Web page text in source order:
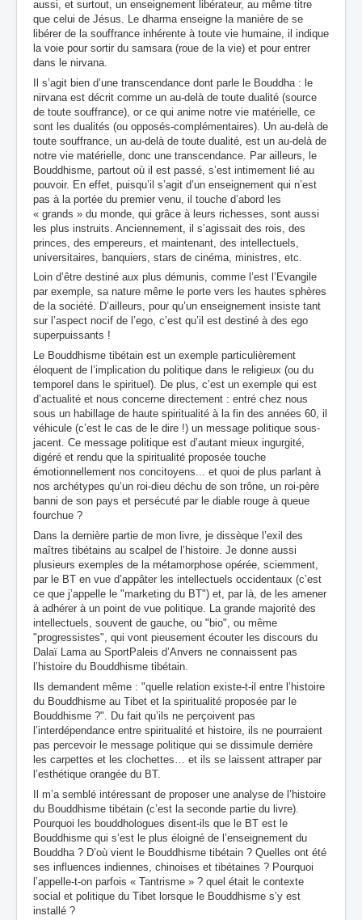
aussi, et surtout, un enseignement libérateur, au même titre
que celui de Jésus. Le dharma enseigne la manière de se
libérer de la souffrance inhérente à toute vie humaine, il indique
la voie pour sortir du samsara (roue de la vie) et pour entrer
dans le nirvana.
Il s’agit bien d’une transcendance dont parle le Bouddha : le
nirvana est décrit comme un au-delà de toute dualité (source
de toute souffrance), or ce qui anime notre vie matérielle, ce
sont les dualités (ou opposés-complémentaires). Un au-delà de
toute souffrance, un au-delà de toute dualité, est un au-delà de
notre vie matérielle, donc une transcendance. Par ailleurs, le
Bouddhisme, partout où il est passé, s’est intimement lié au
pouvoir. En effet, puisqu’il s’agit d’un enseignement qui n’est
pas à la portée du premier venu, il touche d’abord les
« grands » du monde, qui grâce à leurs richesses, sont aussi
les plus instruits. Anciennement, il s’agissait des rois, des
princes, des empereurs, et maintenant, des intellectuels,
universitaires, banquiers, stars de cinéma, ministres, etc.
Loin d’être destiné aux plus démunis, comme l’est l’Evangile
par exemple, sa nature même le porte vers les hautes sphères
de la société. D’ailleurs, pour qu’un enseignement insiste tant
sur l’aspect nocif de l’ego, c’est qu’il est destiné à des ego
superpuissants !
Le Bouddhisme tibétain est un exemple particulièrement
éloquent de l’implication du politique dans le religieux (ou du
temporel dans le spirituel). De plus, c’est un exemple qui est
d’actualité et nous concerne directement : entré chez nous
sous un habillage de haute spiritualité à la fin des années 60, il
véhicule (c’est le cas de le dire !) un message politique sous-
jacent. Ce message politique est d’autant mieux ingurgité,
digéré et rendu que la spiritualité proposée touche
émotionnellement nos concitoyens... et quoi de plus parlant à
nos archétypes qu’un roi-dieu déchu de son trône, un roi-père
banni de son pays et persécuté par le diable rouge à queue
fourchue ?
Dans la dernière partie de mon livre, je dissèque l’exil des
maîtres tibétains au scalpel de l’histoire. Je donne aussi
plusieurs exemples de la métamorphose opérée, sciemment,
par le BT en vue d’appâter les intellectuels occidentaux (c’est
ce que j’appelle le "marketing du BT") et, par là, de les amener
à adhérer à un point de vue politique. La grande majorité des
intellectuels, souvent de gauche, ou "bio", ou même
"progressistes", qui vont pieusement écouter les discours du
Dalaï Lama au SportPaleis d’Anvers ne connaissent pas
l’histoire du Bouddhisme tibétain.
Ils demandent même : "quelle relation existe-t-il entre l’histoire
du Bouddhisme au Tibet et la spiritualité proposée par le
Bouddhisme ?". Du fait qu’ils ne perçoivent pas
l’interdépendance entre spiritualité et histoire, ils ne pourraient
pas percevoir le message politique qui se dissimule derrière
les carpettes et les clochettes… et ils se laissent attraper par
l’esthétique orangée du BT.
Il m’a semblé intéressant de proposer une analyse de l’histoire
du Bouddhisme tibétain (c’est la seconde partie du livre).
Pourquoi les bouddhologues disent-ils que le BT est le
Bouddhisme qui s’est le plus éloigné de l’enseignement du
Bouddha ? D’où vient le Bouddhisme tibétain ? Quelles ont été
ses influences indiennes, chinoises et tibétaines ? Pourquoi
l’appelle-t-on parfois « Tantrisme » ? quel était le contexte
social et politique du Tibet lorsque le Bouddhisme s’y est
installé ?